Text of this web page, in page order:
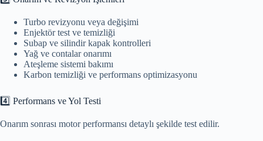
Turbo revizyonu veya değişimi
Enjektör test ve temizliği
Subap ve silindir kapak kontrolleri
Yağ ve contalar onarımı
Ateşleme sistemi bakımı
Karbon temizliği ve performans optimizasyonu
4️⃣ Performans ve Yol Testi
Onarım sonrası motor performansı detaylı şekilde test edilir.